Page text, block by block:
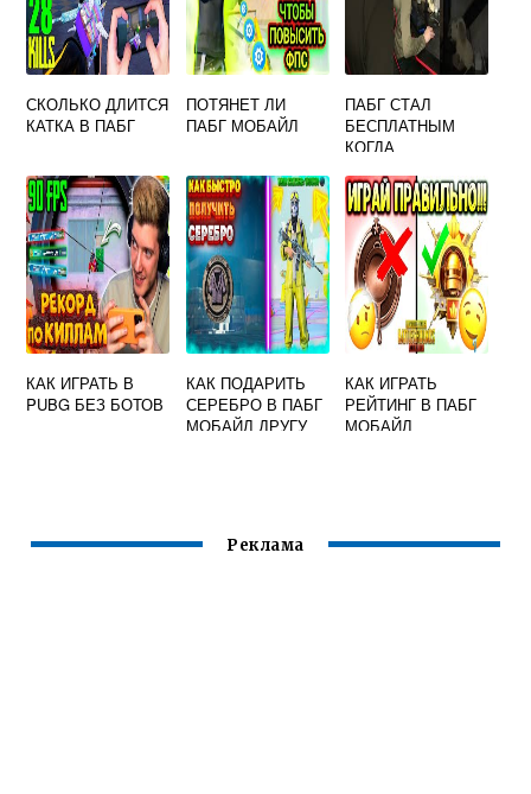
СКОЛЬКО ДЛИТСЯ
КАТКА В ПАБГ
ПОТЯНЕТ ЛИ
ПАБГ МОБАЙЛ
ПАБГ СТАЛ
БЕСПЛАТНЫМ
КОГДА
КАК ИГРАТЬ В
PUBG БЕЗ БОТОВ
КАК ПОДАРИТЬ
СЕРЕБРО В ПАБГ
МОБАЙЛ ДРУГУ
КАК ИГРАТЬ
РЕЙТИНГ В ПАБГ
МОБАЙЛ
Реклама